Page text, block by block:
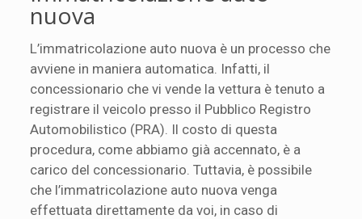
nuova
L’immatricolazione auto nuova è un processo che
avviene in maniera automatica. Infatti, il
concessionario che vi vende la vettura è tenuto a
registrare il veicolo presso il Pubblico Registro
Automobilistico (PRA). Il costo di questa
procedura, come abbiamo già accennato, è a
carico del concessionario. Tuttavia, è possibile
che l’immatricolazione auto nuova venga
effettuata direttamente da voi, in caso di